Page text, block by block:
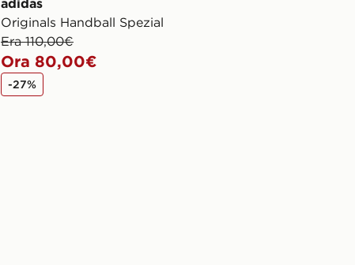
adidas
Originals Handball Spezial
Era 110,00€
Ora 80,00€
-27%